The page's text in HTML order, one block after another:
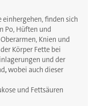
finden sich
Po, Hüften und
Knien und
Körper Fette bei
und der
,wobei auch dieser
und Fettsäuren